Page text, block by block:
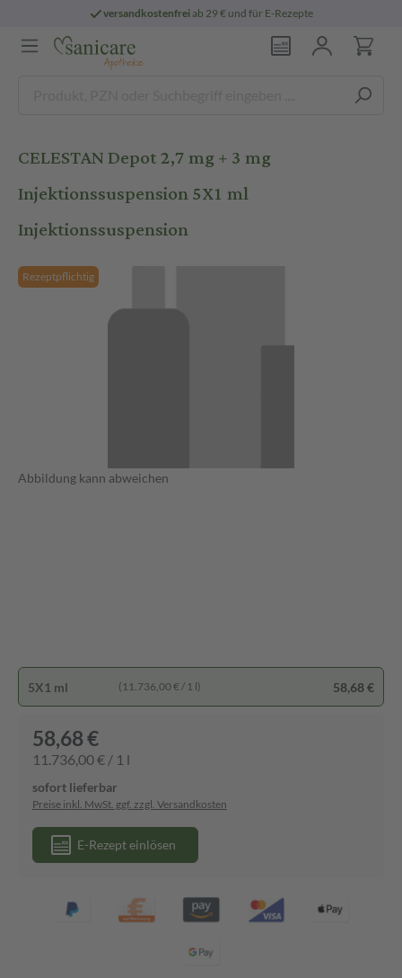
versandkostenfreiab 29 € und für E-Rezepte
CELESTAN Depot 2,7 mg + 3 mg
Injektionssuspension 5X1 ml
Injektionssuspension
Rezeptpflichtig
Abbildung kann abweichen
5X1 ml (11.736,00 € / 1 l) 58,68 €
58,68 €
11.736,00 € / 1 l
sofort lieferbar
Preise inkl. MwSt. ggf. zzgl. Versandkosten
E-Rezept einlösen